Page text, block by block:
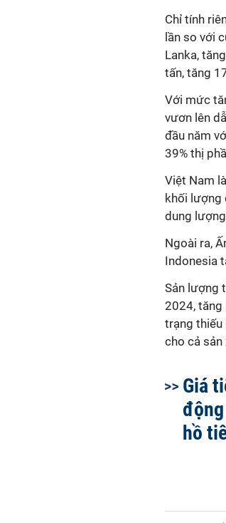
Chỉ tính
lần so với
Lanka,
tấn, tăng
Với mức
vươn lên
đầu năm
39% thị
Việt Nam
khối lượng
dung
Ngoài ra,
Indonesia
Sản lượng
2024, tăng
trạng thiếu
cho cả sản
Giá
hồ